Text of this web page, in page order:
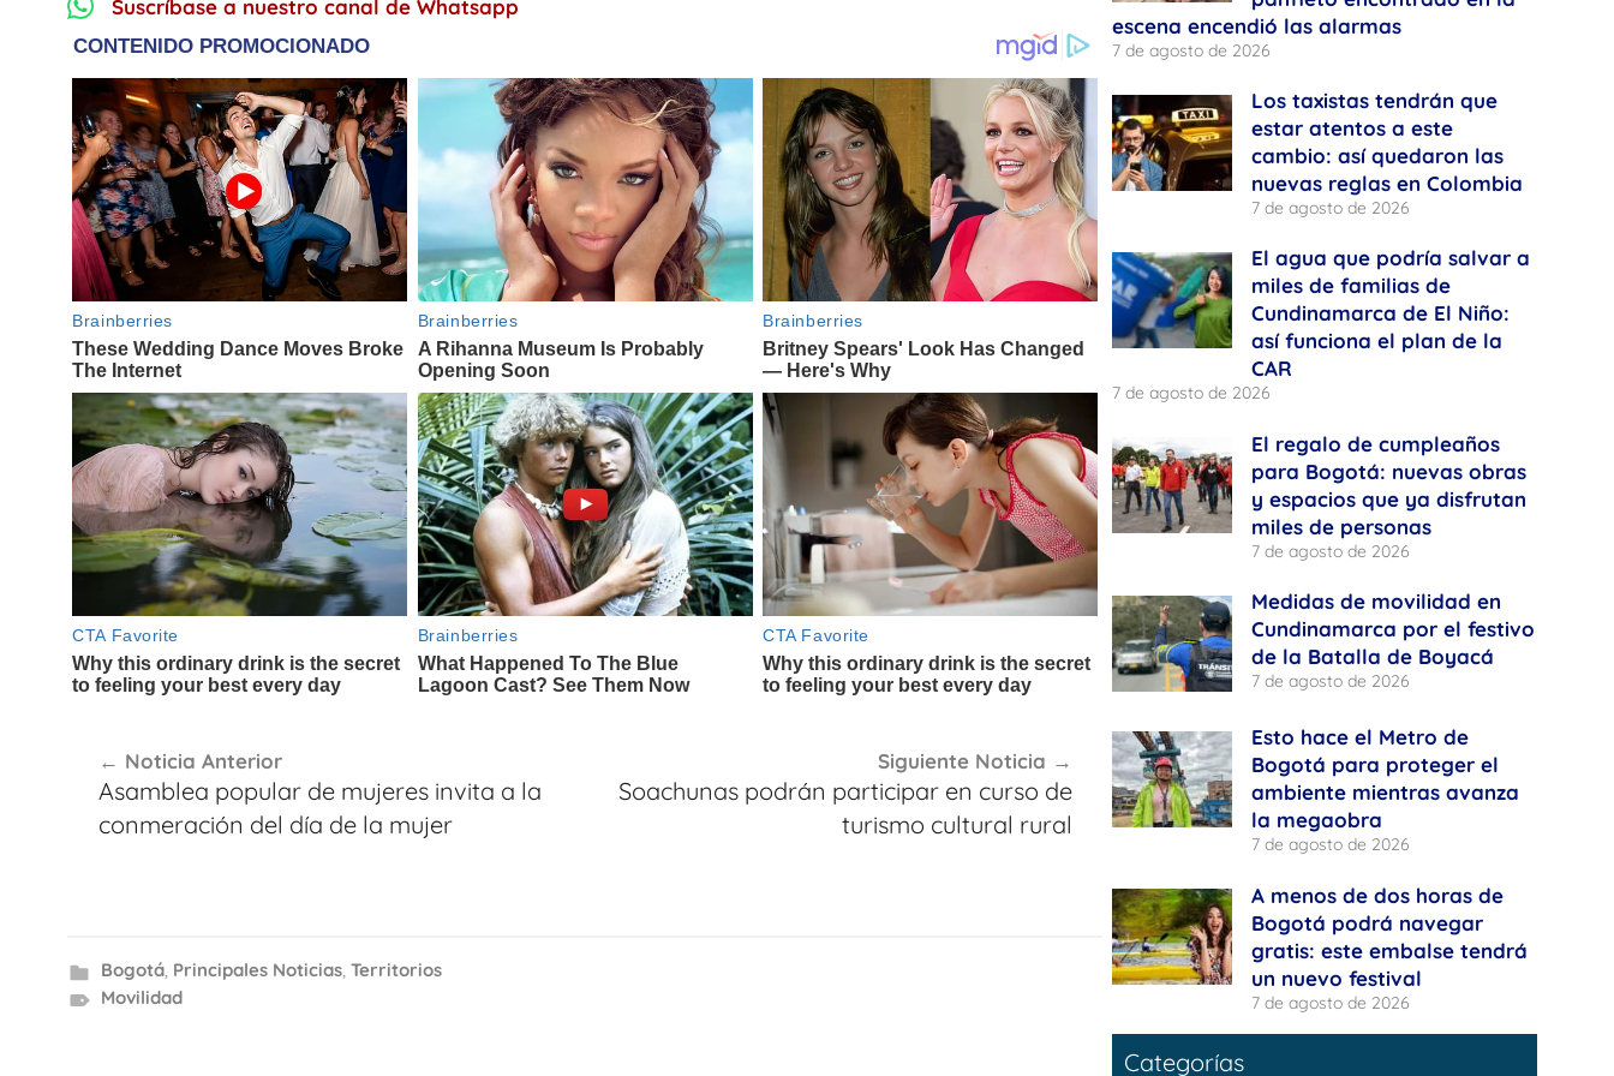
Suscríbase a nuestro canal de Whatsapp
de
entradas
Noticia Anterior
Asamblea popular de mujeres invita a la
conmeración del día de la mujer
Siguiente Noticia
Soachunas podrán participar en curso de
turismo cultural rural
Bogotá, Principales Noticias, Territorios
Movilidad
escena encendió las alarmas
7 de agosto de 2026
Los taxistas tendrán que
estar atentos a este
cambio: así quedaron las
nuevas reglas en Colombia
7 de agosto de 2026
El agua que podría salvar a
miles de familias de
Cundinamarca de El Niño:
así funciona el plan de la
CAR
7 de agosto de 2026
El regalo de cumpleaños
para Bogotá: nuevas obras
y espacios que ya disfrutan
miles de personas
7 de agosto de 2026
Medidas de movilidad en
Cundinamarca por el festivo
de la Batalla de Boyacá
7 de agosto de 2026
Esto hace el Metro de
Bogotá para proteger el
ambiente mientras avanza
la megaobra
7 de agosto de 2026
A menos de dos horas de
Bogotá podrá navegar
gratis: este embalse tendrá
un nuevo festival
7 de agosto de 2026
Categorías